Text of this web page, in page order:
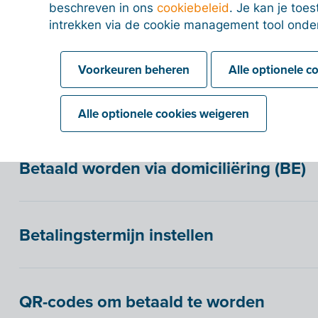
6% btw-attest bij renovatie- en
Controleren op sociale schulden bij de
Betaald worden via domiciliëring (BE)
Betalingstermijn instellen
QR-codes om betaald te worden
beschreven in onscookiebeleid. Je kan je
intrekken via de cookie management tool
Voorkeuren beheren Alle optionele
Alle optionele cookies weigeren